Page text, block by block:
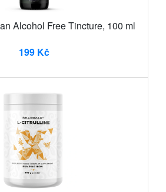
Alcohol Free Tincture, 100 ml
199 Kč